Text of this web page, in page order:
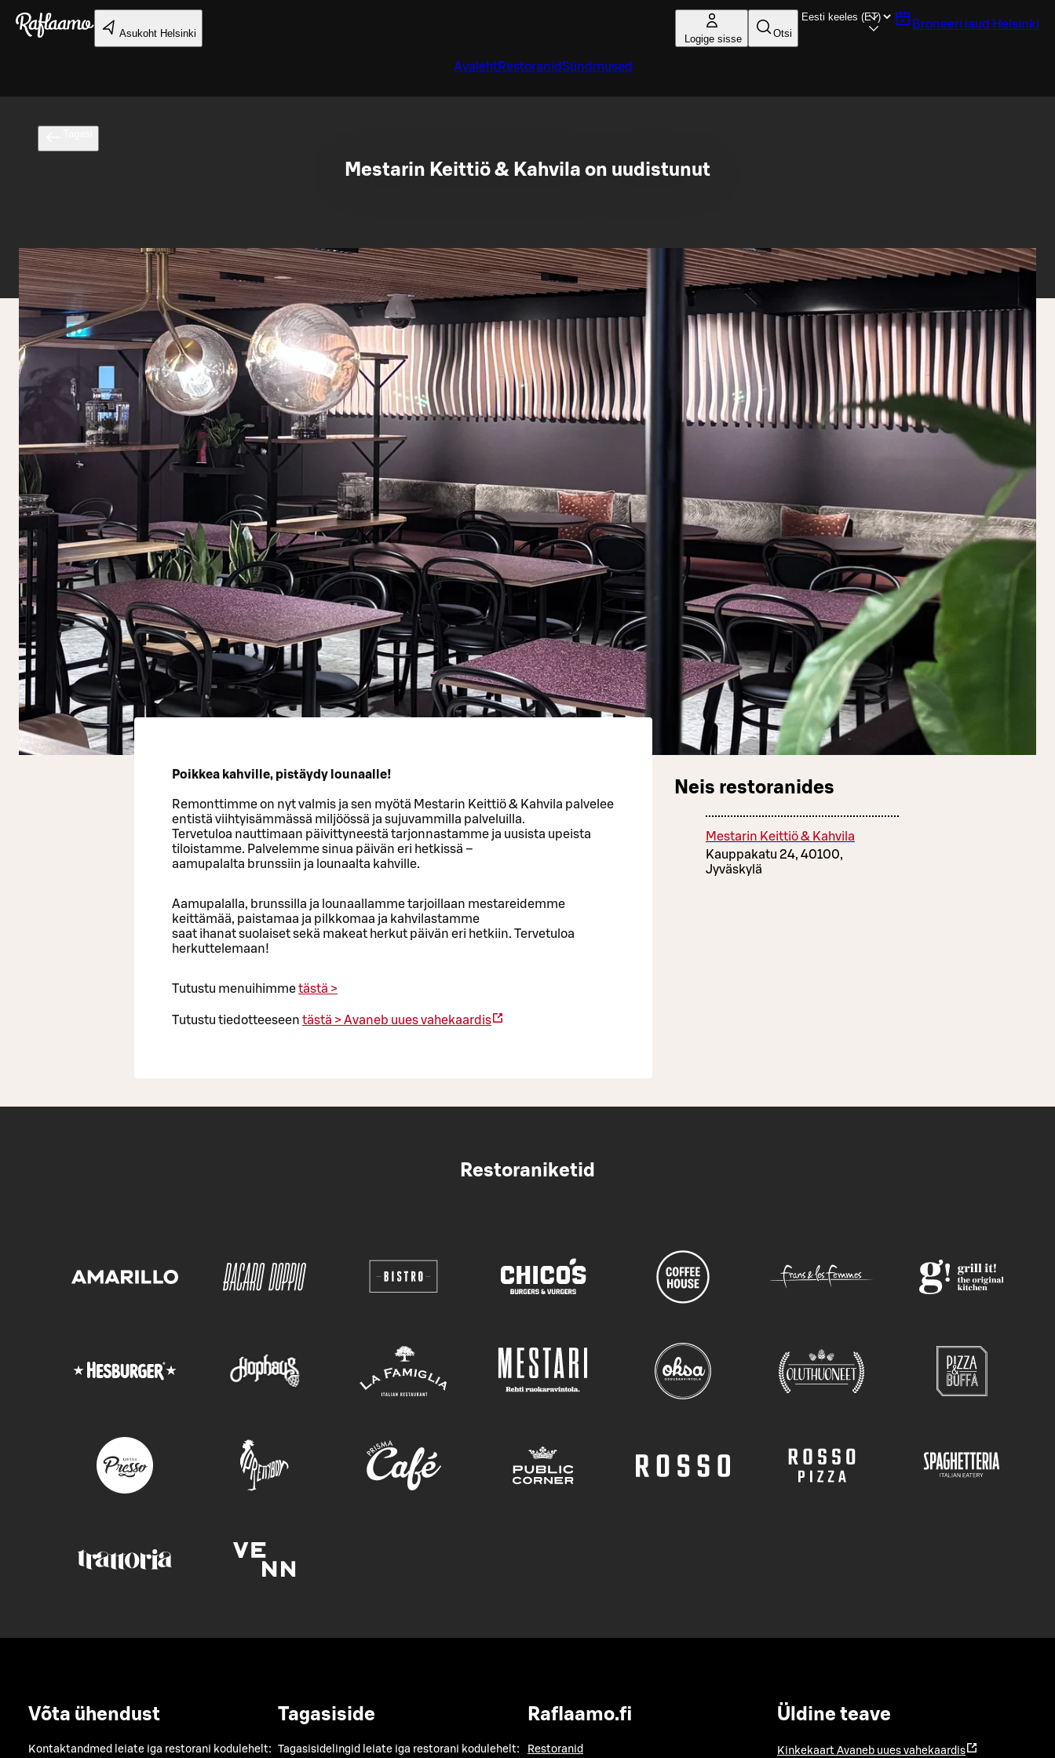
Liigu peamise sisu juurde
Asukoht Helsinki Logige sisse Otsi
Broneeri laud Helsinki
AvalehtRestoranidSündmused
Mestarin Keittiö & Kahvila on uudistunut
Poikkea kahville, pistäydy lounaalle!
Remonttimme on nyt valmis ja sen myötä Mestarin Keittiö & Kahvila palvelee
entistä viihtyisämmässä miljöössä ja sujuvammilla palveluilla.
Tervetuloa nauttimaan päivittyneestä tarjonnastamme ja uusista upeista
tiloistamme. Palvelemme sinua päivän eri hetkissä ⁠–⁠
aamupalalta brunssiin ja lounaalta kahville.
Aamupalalla, brunssilla ja lounaallamme tarjoillaan mestareidemme
keittämää, paistamaa ja pilkkomaa ja kahvilastamme
saat ihanat suolaiset sekä makeat herkut päivän eri hetkiin. Tervetuloa
herkuttelemaan!
Tutustu menuihimmetästä >
Tutustu tiedotteeseen tästä >Avaneb uues vahekaardis
Neis restoranides
Mestarin Keittiö & Kahvila
Kauppakatu 24, 40100,
Jyväskylä
Restoraniketid
Võta ühendust
Kontaktandmed leiate iga restorani kodulehelt:
Tagasiside
Tagasisidelingid leiate iga restorani kodulehelt:
Raflaamo.fi
Restoranid
Üldine teave
Kinkekaart Avaneb uues vahekaardis